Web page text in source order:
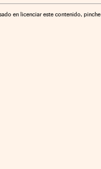
en licenciar este contenido, pinche